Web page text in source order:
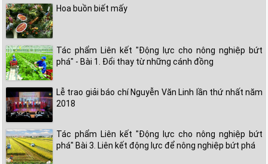
Hoa buồn biết mấy
Tác phẩm Liên kết "Động lực cho nông nghiệp bứt
phá" - Bài 1. Đổi thay từ những cánh đồng
Lễ trao giải báo chí Nguyễn Văn Linh lần thứ nhất năm
2018
Tác phẩm Liên kết "Động lực cho nông nghiệp bứt
phá" Bài 3. Liên kết động lực để nông nghiệp bứt phá